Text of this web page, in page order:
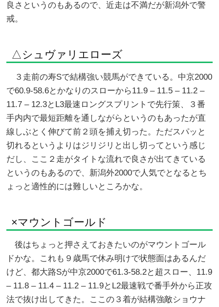
良さというのもあるので、近走は不満だが新潟外で警
戒。
△シュヴァリエローズ
３走前の寿Sで結構強い競馬ができている。中京2000
で60.9-58.6とかなりのスローから11.9 – 11.5 – 11.2 –
11.7 – 12.3とL3最速ロングスプリントで先行策、３番
手内内で最短距離を通しながらというのもあったが直
線しぶとく伸びて前２頭を捕え切った。ただスパッと
切れるというよりはジリジリと出し切ってという感じ
だし、ここ２走がタイトな流れで良さが出てきている
というのもあるので、新潟外2000で人気でとなるとち
ょっと適性的には難しいところかな。
×マウントゴールド
後はちょっと押さえておきたいのがマウントゴール
ドかな。これも９歳馬で休み明けで状態面はあるんだ
けど、都大路Sが中京2000で61.3-58.2と超スロー、11.9
– 11.8 – 11.4 – 11.2 – 11.9とL2最速戦で番手外から正攻
法で抜け出してきた。ここの３着が結構強敵ショウナ